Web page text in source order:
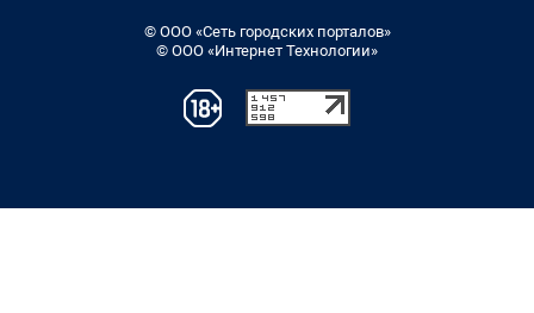
© ООО «Сеть городских порталов»
© ООО «Интернет Технологии»